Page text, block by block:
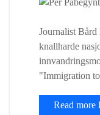
Journalist
knallharde
"Immigration
Read more